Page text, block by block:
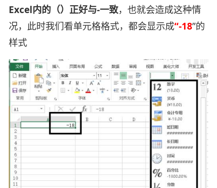
Excel内的（）正好与-一致，也就会造成这种情
况，此时我们看单元格格式，都会显示成“-18”的
样式